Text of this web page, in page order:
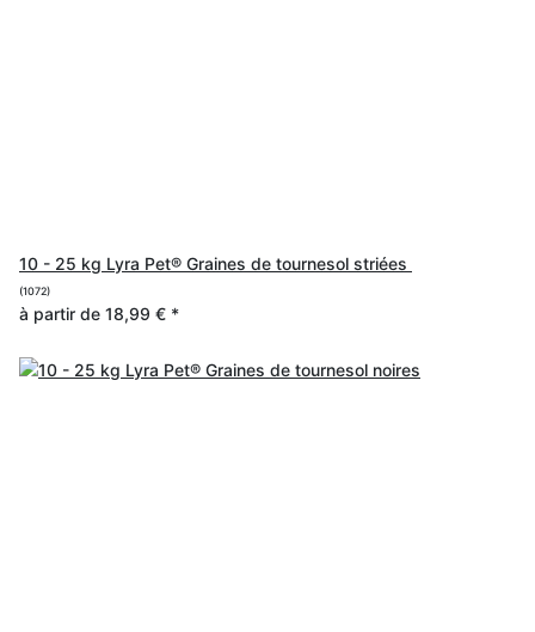
10 - 25 kg Lyra Pet® Graines de tournesol striées
(1072)
à partir de 18,99 € *